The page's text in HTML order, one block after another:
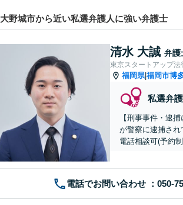
大野城市から近い私選弁護人に強い弁護士
清水 大誠 弁護
東京スタートアップ
福岡県|福岡市博
私選弁
【刑事事件・逮
が警察に逮捕さ
電話相談可(予約制)
電話でお問い合わせ